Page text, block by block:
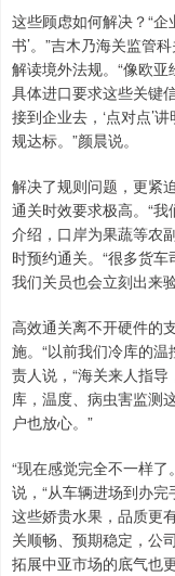
这些顾虑如何解决？“
书’。”吉木乃海关监管
解读境外法规。“像欧
具体进口要求这些关键
接到企业去，‘点对点’
规达标。”颜晨说。
解决了规则问题，更紧
通关时效要求极高。“我
介绍，口岸为果蔬等农
时预约通关。“很多货
我们关员也会立刻出来
高效通关离不开硬件的
施。“以前我们冷库的
责人说，“海关来人指
库，温度、病虫害监测
户也放心。”
“现在感觉完全不一样
说，“从车辆进场到办
这些娇贵水果，品质更
关顺畅、预期稳定，公
拓展中亚市场的底气也更